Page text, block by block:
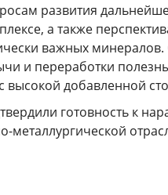
развития
а также
важных
и переработки
высокой добавленной
готовность к
металлургической